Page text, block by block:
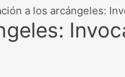
a los arcángeles: